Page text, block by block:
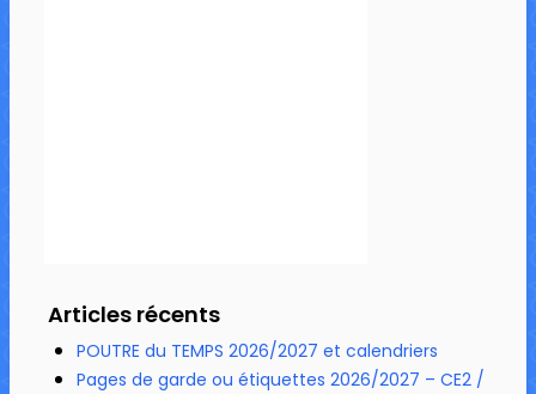
Articles récents
POUTRE du TEMPS 2026/2027 et calendriers
Pages de garde ou étiquettes 2026/2027 – CE2 /